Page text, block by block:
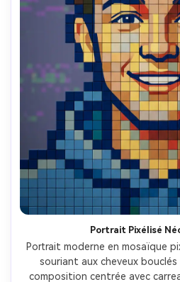
Portrait Pixélisé
Portrait moderne en mosaïque
souriant aux cheveux
composition centrée avec